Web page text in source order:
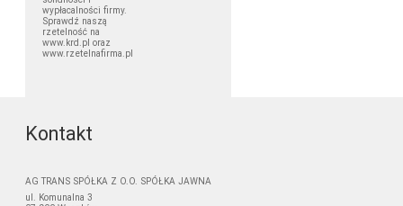
wypłacalności firmy.
Sprawdź naszą
rzetelność na
www.krd.pl oraz
www.rzetelnafirma.pl
Kontakt
AG TRANS SPÓŁKA Z O.O. SPÓŁKA JAWNA
ul. Komunalna 3